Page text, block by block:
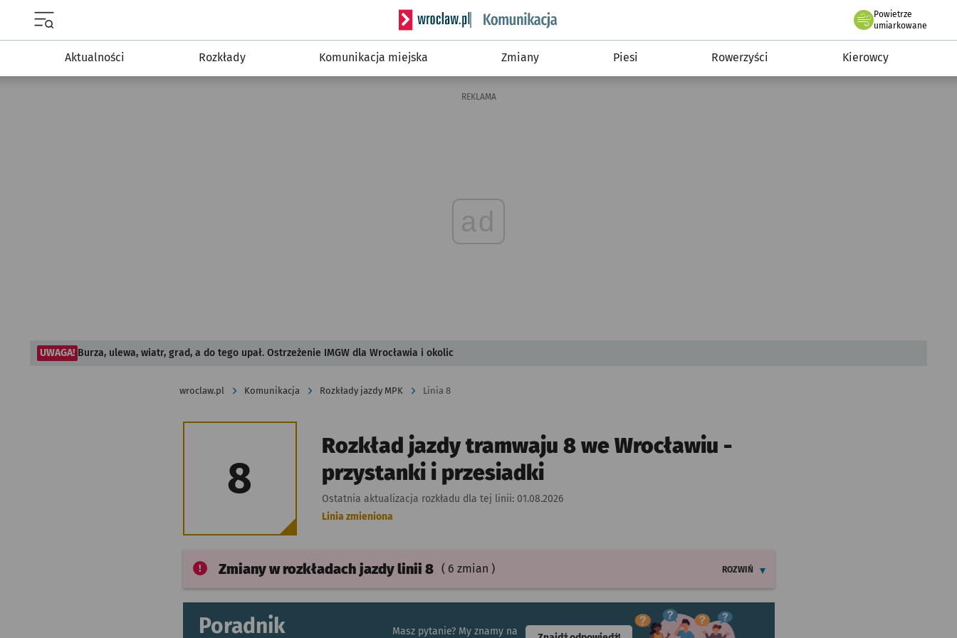
Serwis informacyjny wroclaw.pl podserwis: Komunikacja
Powietrze
we Wrocławiu
umiarkowane
Aktualności Rozkłady Komunikacja miejska Zmiany Piesi Rowerzyści Kierowcy
REKLAMA
ad
UWAGA! Burza, ulewa, wiatr, grad, a do tego upał. Ostrzeżenie IMGW dla Wrocławia i okolic
wroclaw.pl Komunikacja Rozkłady jazdy MPK Linia 8
8
Rozkład jazdy tramwaju 8 we Wrocławiu -
przystanki i przesiadki
Ostatnia aktualizacja rozkładu dla tej linii: 01.08.2026
Linia zmieniona
Zmiany w rozkładach jazdylinii 8 ( 6 zmian )
ROZWIŃ
Poradnik
Masz pytanie? My znamy na